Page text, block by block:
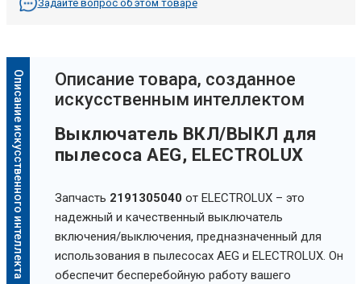
Задайте вопрос об этом товаре
Описание искусственного интеллекта
Oписание товара, созданное
искусственным интеллектом
Выключатель ВКЛ/ВЫКЛ для
пылесоса AEG, ELECTROLUX
Запчасть 2191305040 от ELECTROLUX – это
надежный и качественный выключатель
включения/выключения, предназначенный для
использования в пылесосах AEG и ELECTROLUX. Он
обеспечит бесперебойную работу вашего